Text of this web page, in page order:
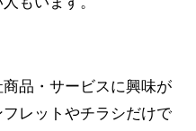
品・サービスに興味が
レットやチラシだけで